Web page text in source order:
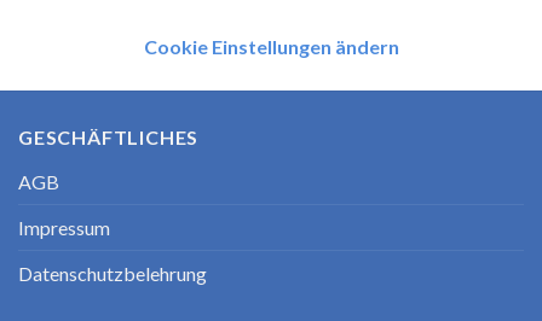
Cookie Einstellungen ändern
GESCHÄFTLICHES
AGB
Impressum
Datenschutzbelehrung